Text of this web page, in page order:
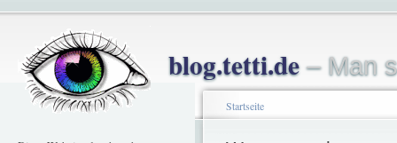
blog.tetti.de– Man
Startseite